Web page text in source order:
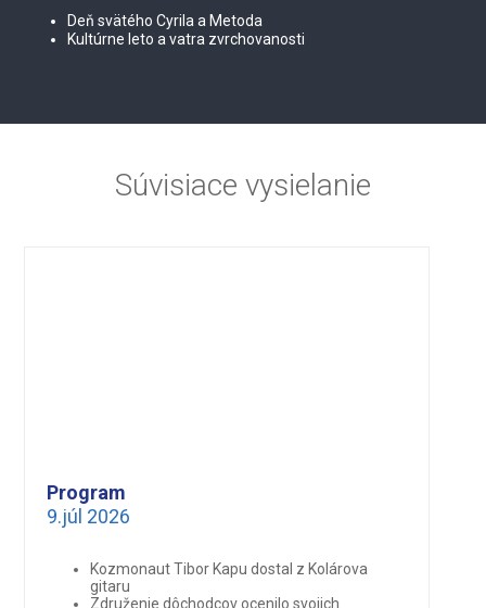
Deň svätého Cyrila a Metoda
Kultúrne leto a vatra zvrchovanosti
Súvisiace vysielanie
Program
9.júl 2026
Kozmonaut Tibor Kapu dostal z Kolárova
gitaru
Združenie dôchodcov ocenilo svojich